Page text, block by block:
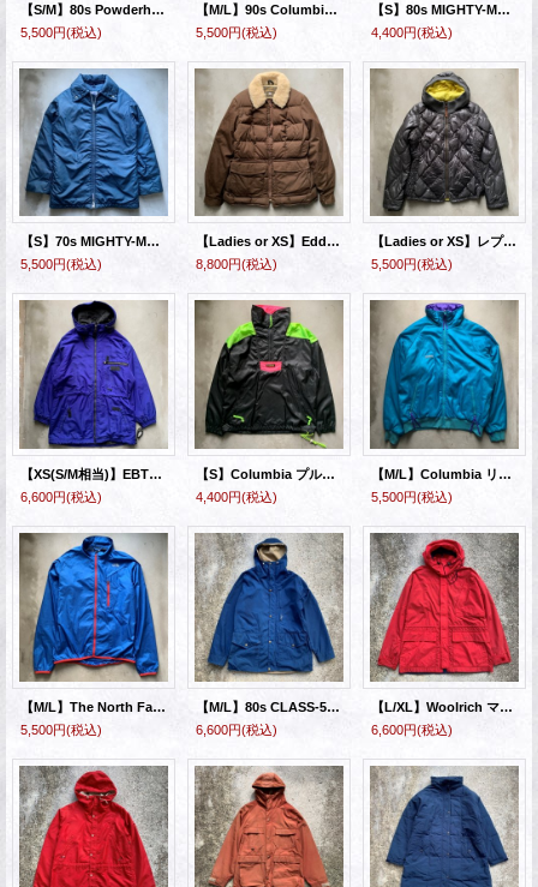
【S/M】80s Powderhorn 中綿 ナイロンジャケット ネイビー■ビンテージ オールド レトロ アメリカ古着 USA製 パウダーホーン アウトドア
5,500円(税込)
【M/L】90s Columbia ナイロンジャケット 青緑■ビンテージ オールド レトロ アメリカ古着 コロンビア アウトドア ブルゾン
5,500円(税込)
【S】80s MIGHTY-MAC マイティーマック 裏ボア ジャケット グレー■ビンテージ オールド アメリカ古着 USA製 レディース パーカー
4,400円(税込)
【S】70s MIGHTY-MAC マイティーマック 中綿スキージャケット ネイビー 紺無地■ビンテージ オールド アメリカ古着 USA製 レディース
5,500円(税込)
【Ladies or XS】Eddie Bauer キルティング ダウンジャケット 茶色■ビンテージ アメリカ古着 USA製 70s/80s エディーバウアー レディース
8,800円(税込)
【Ladies or XS】レプリカ Eddie Bauer ダウンジャケット パーカー グレー■古着 スカイライナーモデル エディーバウアー レディース
5,500円(税込)
【XS(S/M相当)】EBTEK エディーバウアー ナイロンジャケット マウンテンパーカー 青紫■ビンテージ アメリカ古着 90s イービーテック
6,600円(税込)
【S】Columbia プルオーバー ナイロンジャケット ブラック×ピンク 黒■ビンテージ オールド レトロ アメリカ古着 コロンビア 90s
4,400円(税込)
【M/L】Columbia リバーシブル ジャケット 青緑×紫■ビンテージ オールド レトロ アメリカ古着 コロンビア 90s レディースXL
5,500円(税込)
【M/L】The North Face パッカブル ジャケット ブルー 青■アメリカ古着 ノースフェイス アウトドア ポリエステル
5,500円(税込)
【M/L】80s CLASS-5 マウンテンパーカー ジャケット ネイビー 紺■ビンテージ オールド レトロ アメリカ古着 アウトドア
6,600円(税込)
【L/XL】Woolrich マウンテンパーカー ナイロンジャケット 赤■ビンテージ オールド アメリカ古着 USA製 80s/90s ウールリッチ
6,600円(税込)